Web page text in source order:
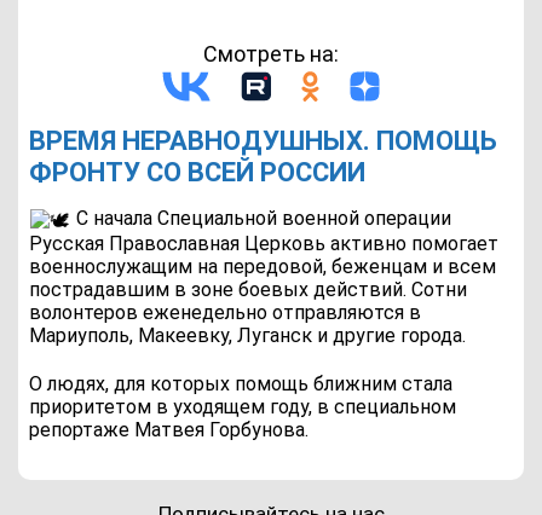
Смотреть на:
ВРЕМЯ НЕРАВНОДУШНЫХ. ПОМОЩЬ
ФРОНТУ СО ВСЕЙ РОССИИ
С начала Специальной военной операции
Русская Православная Церковь активно помогает
военнослужащим на передовой, беженцам и всем
пострадавшим в зоне боевых действий. Сотни
волонтеров еженедельно отправляются в
Мариуполь, Макеевку, Луганск и другие города.
О людях, для которых помощь ближним стала
приоритетом в уходящем году, в специальном
репортаже Матвея Горбунова.